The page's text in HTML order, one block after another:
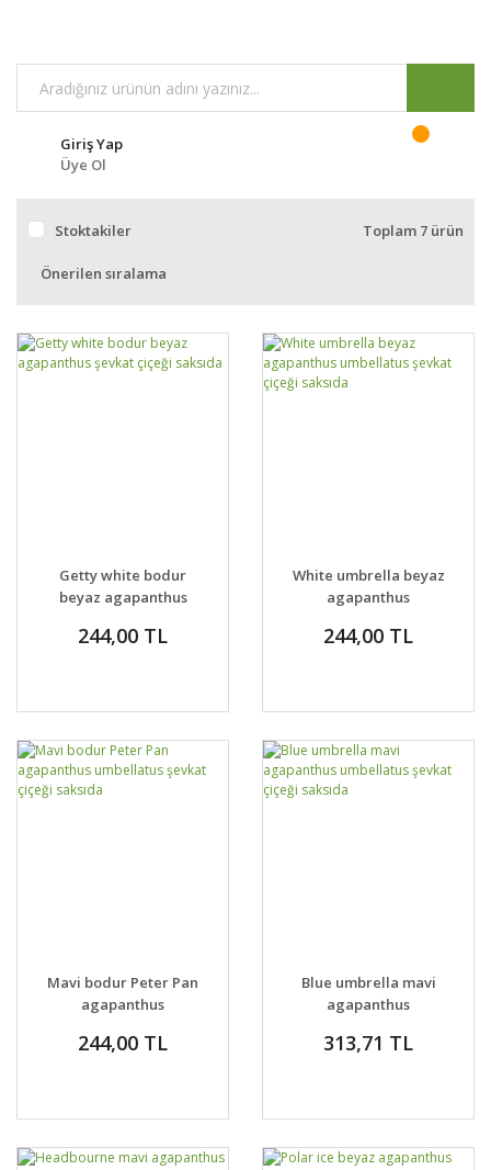
Giriş Yap
Üye Ol
Stoktakiler Toplam 7 ürün
Getty white bodur
beyaz agapanthus
244,00 TL
White umbrella beyaz
agapanthus
çiçeği saksıda
244,00 TL
Mavi bodur Peter Pan
agapanthus
çiçeği saksıda
244,00 TL
Blue umbrella mavi
agapanthus
çiçeği saksıda
313,71 TL